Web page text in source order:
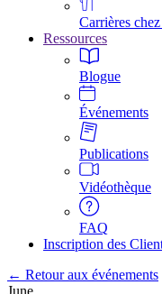
Carrières
Ressources
Blogue
Événements
Publications
Vidéothèque
FAQ
Inscription des
← Retour aux événements
June